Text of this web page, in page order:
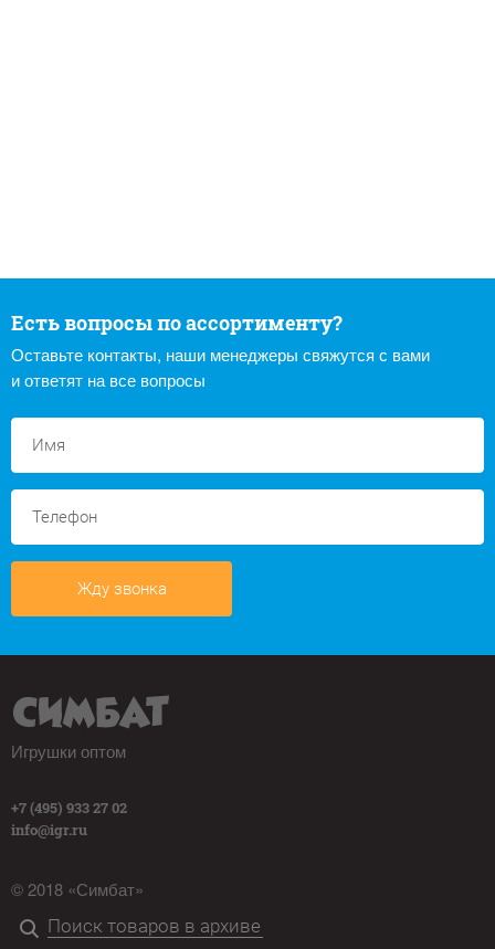
Есть вопросы по ассортименту?
Оставьте контакты, наши менеджеры свяжутся с вами
и ответят на все вопросы
Жду звонка
Игрушки оптом
+7 (495) 933 27 02
info@igr.ru
© 2018 «Симбат»